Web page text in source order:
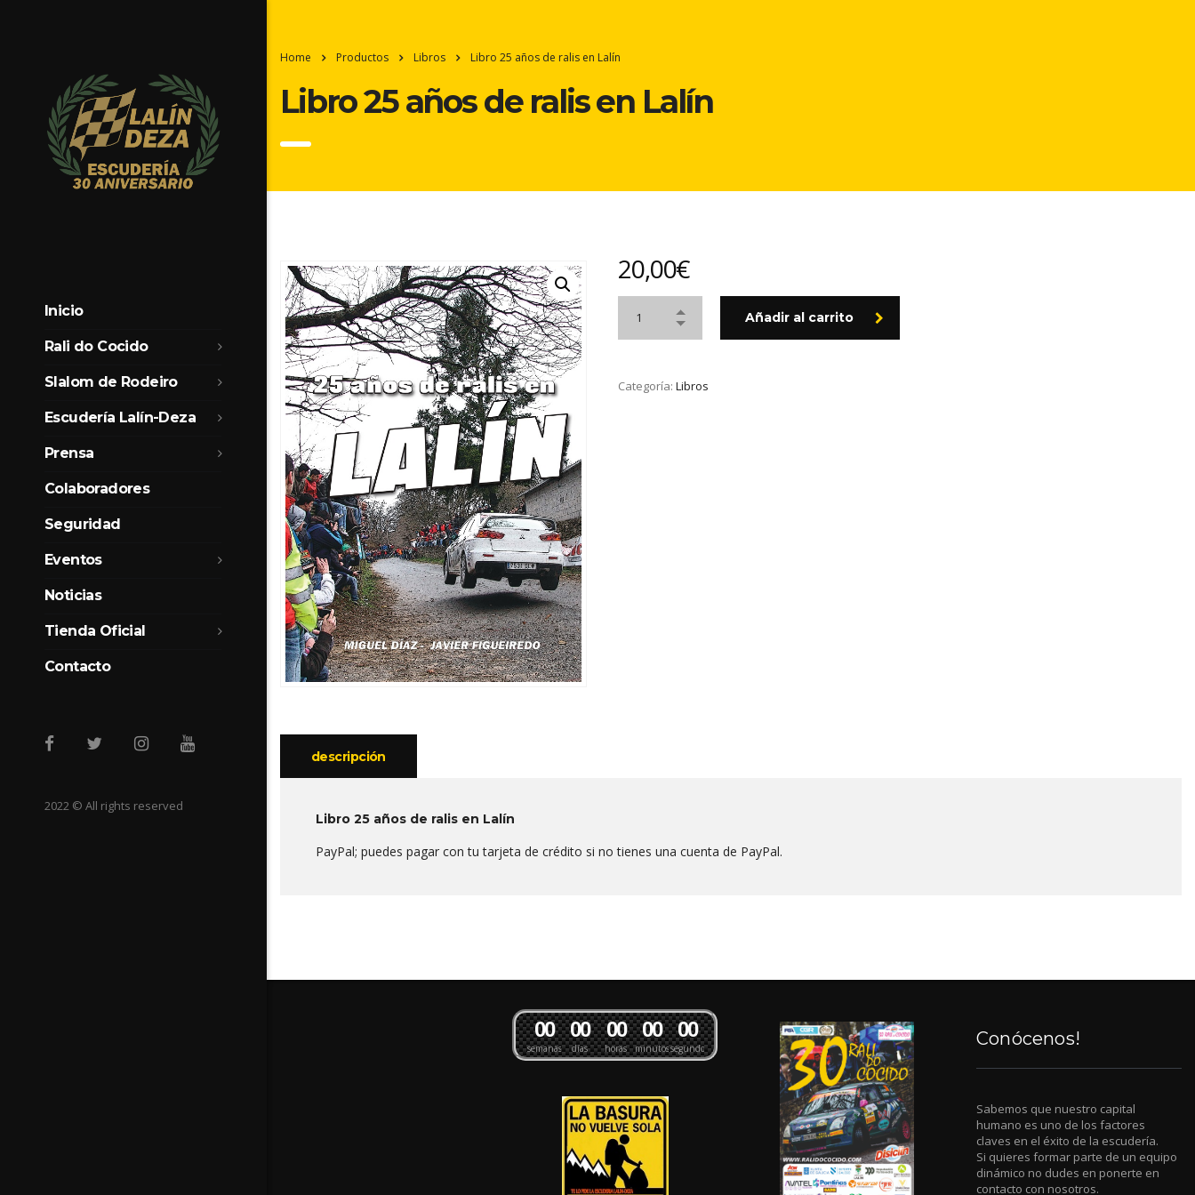
Inicio
Rali do Cocido
Slalom de Rodeiro
Escudería Lalín-Deza
Prensa
Colaboradores
Seguridad
Eventos
Noticias
Tienda Oficial
Contacto
2022 © All rights reserved
Home Productos Libros Libro 25 años de ralis en Lalín
Libro 25 años de ralis en Lalín
20,00€
Añadir al carrito
Categoría: Libros
descripción
Libro 25 años de ralis en Lalín
PayPal; puedes pagar con tu tarjeta de crédito si no tienes una cuenta de PayPal.
semanas
00
días
00
horas
00
minutos
00
segundos
00 Conócenos!
Sabemos que nuestro capital
humano es uno de los factores
claves en el éxito de la escudería.
Si quieres formar parte de un equipo
dinámico no dudes en ponerte en
contacto con nosotros.